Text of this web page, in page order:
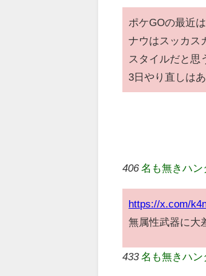
ポケGOの最近
ナウはスッカス
スタイルだと思
3日やり直しは
406 名も無きハン
https://x.com/
無属性武器に大
433 名も無きハン